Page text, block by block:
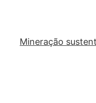
Mineração